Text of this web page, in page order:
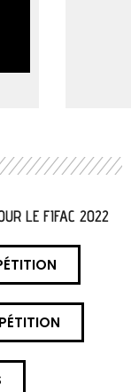
LE FIFAC 2022